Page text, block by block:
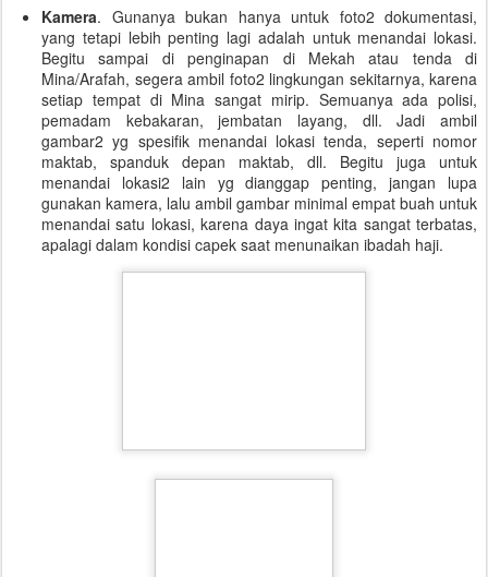
Kamera. Gunanya bukan hanya untuk foto2 dokumentasi,
yang tetapi lebih penting lagi adalah untuk menandai lokasi.
Begitu sampai di penginapan di Mekah atau tenda di
Mina/Arafah, segera ambil foto2 lingkungan sekitarnya, karena
setiap tempat di Mina sangat mirip. Semuanya ada polisi,
pemadam kebakaran, jembatan layang, dll. Jadi ambil
gambar2 yg spesifik menandai lokasi tenda, seperti nomor
maktab, spanduk depan maktab, dll. Begitu juga untuk
menandai lokasi2 lain yg dianggap penting, jangan lupa
gunakan kamera, lalu ambil gambar minimal empat buah untuk
menandai satu lokasi, karena daya ingat kita sangat terbatas,
apalagi dalam kondisi capek saat menunaikan ibadah haji.